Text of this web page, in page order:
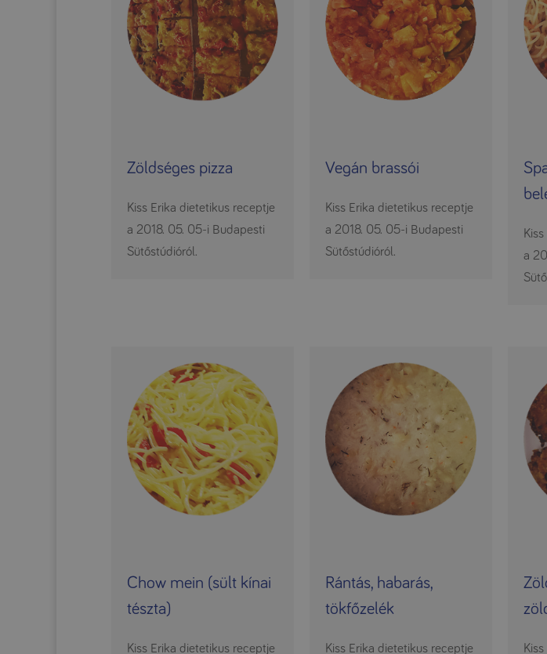
Zöldséges pizza
Kiss Erika dietetikus receptje
a 2018. 05. 05-i Budapesti
Sütőstúdióról.
Vegán brassói
Kiss Erika dietetikus receptje
a 2018. 05. 05-i Budapesti
Sütőstúdióról.
a
Chow mein (sült kínai
tészta)
Kiss Erika dietetikus receptje
Rántás, habarás,
tökfőzelék
Kiss Erika dietetikus receptje